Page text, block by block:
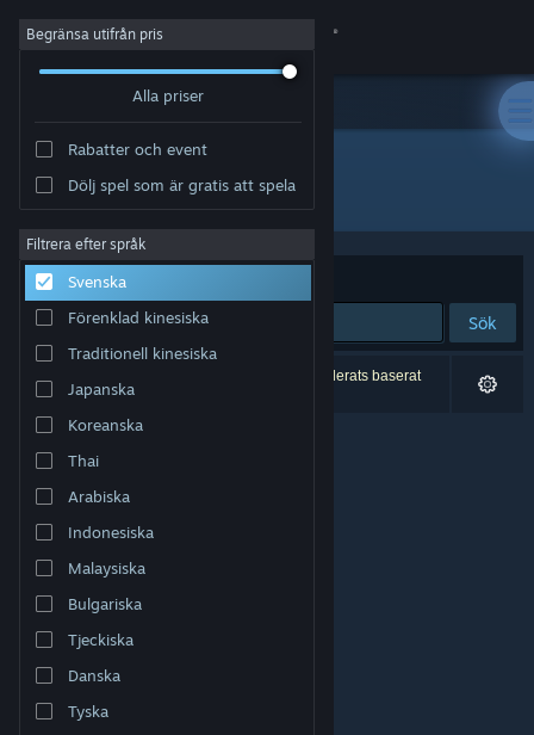
Logga in
Om
Support
Byt språk
Skaffa Steams mobilapp
Se skrivbordswebbplats
Begränsa utifrån pris
Alla priser
Rabatter och event
Dölj spel som är gratis att spela
Filtrera efter språk
Svenska
Förenklad kinesiska
Traditionell kinesiska
Japanska
Koreanska
Thai
Arabiska
Indonesiska
Malaysiska
Bulgariska
Tjeckiska
Danska
Tyska
Utvecklare: Eclipse Games
Sortera efter Relevans
Sök
0 träffar matchade din sökning. 8 titlar har exkluderats baserat
på dina preferenser.